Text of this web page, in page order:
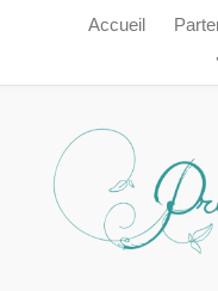
Accueil